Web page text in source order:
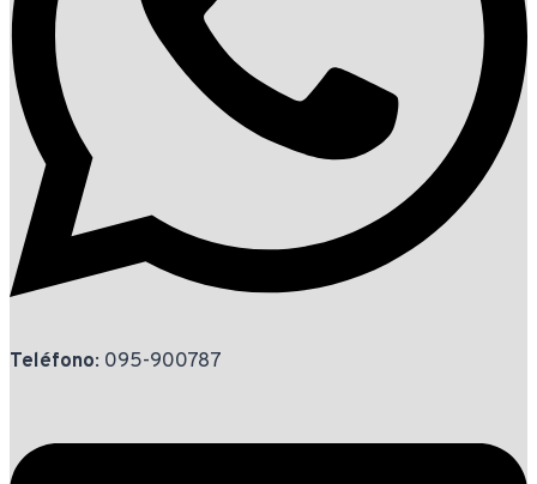
Teléfono: 095-900787